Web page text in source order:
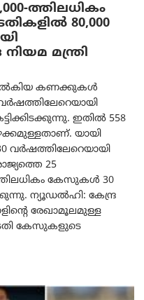
ത്തിലധികം
80,000
നിയമ മന്ത്രി
നൽകിയ കണക്കുകൾ
ഇതിൽ 558
യായി
വർഷത്തിലേറെയായി
25
കേസുകൾ 30
ന്യൂഡൽഹി: കേന്ദ്ര
രേഖാമൂലമുള്ള
കേസുകളുടെ